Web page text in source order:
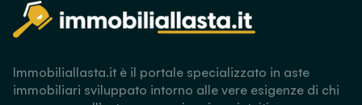
Immobiliallasta.it è il portale specializzato in aste
immobiliari sviluppato intorno alle vere esigenze di chi